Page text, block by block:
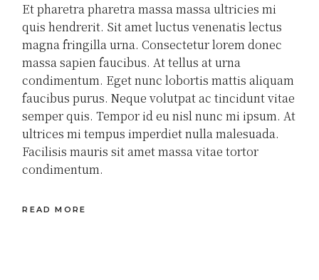
Et pharetra pharetra massa massa ultricies mi
quis hendrerit. Sit amet luctus venenatis lectus
magna fringilla urna. Consectetur lorem donec
massa sapien faucibus. At tellus at urna
condimentum. Eget nunc lobortis mattis aliquam
faucibus purus. Neque volutpat ac tincidunt vitae
semper quis. Tempor id eu nisl nunc mi ipsum. At
ultrices mi tempus imperdiet nulla malesuada.
Facilisis mauris sit amet massa vitae tortor
condimentum.
READ MORE